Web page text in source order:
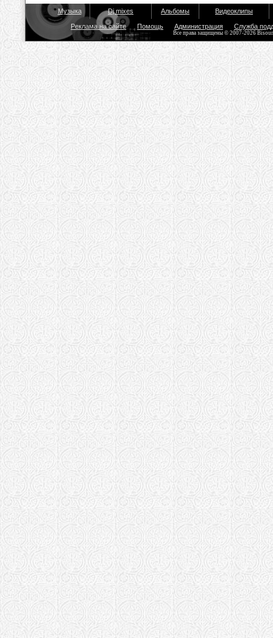
Музыка Dj mixes Альбомы Видеоклипы
Реклама на сайте Помощь Администрация Служба
Все права защищены © 2007-2026